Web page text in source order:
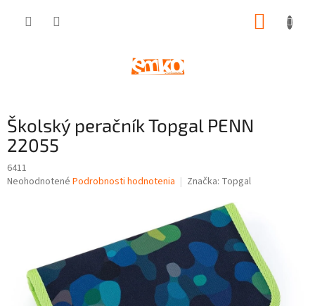
Školský peračník Topgal PENN
22055
6411
Priemerné
hviezdičiek.
Neohodnotené Podrobnosti hodnotenia Značka: Topgal